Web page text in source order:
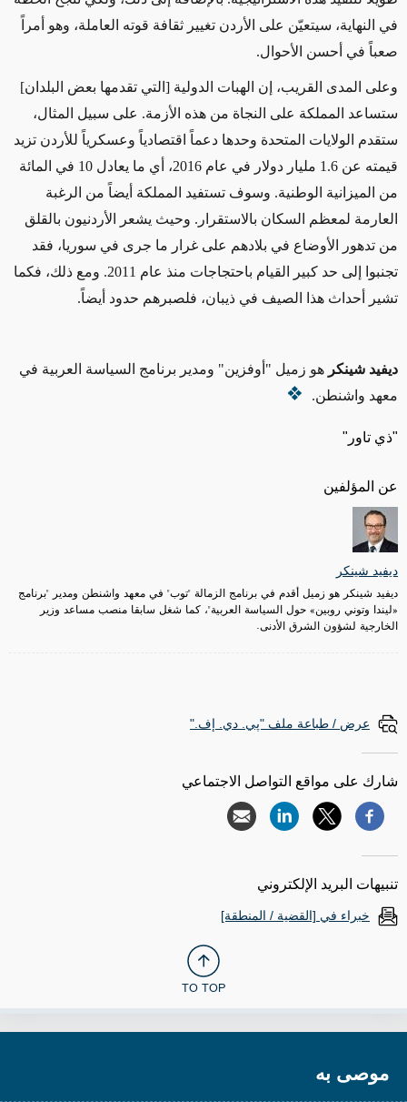
عن المؤلفين
ديفيد شينكر
ديفيد شينكر هو زميل أقدم في برنامج الزمالة "توب" في معهد واشنطن ومدير "برنامج
«ليندا وتوني روبين» حول السياسة العربية"، كما شغل سابقا منصب مساعد وزير
الخارجية لشؤون الشرق الأدنى.
في النهاية، سيتعيّن على الأردن تغيير ثقافة قوته العاملة، وهو أمراً
صعباً في أحسن الأحوال.
وعلى المدى القريب، إن الهبات الدولية [التي تقدمها بعض البلدان]
ستساعد المملكة على النجاة من هذه الأزمة. على سبيل المثال،
ستقدم الولايات المتحدة وحدها دعماً اقتصادياً وعسكرياً للأردن تزيد
قيمته عن 1.6 مليار دولار في عام 2016، أي ما يعادل 10 في المائة
من الميزانية الوطنية. وسوف تستفيد المملكة أيضاً من الرغبة
العارمة لمعظم السكان بالاستقرار. وحيث يشعر الأردنيون بالقلق
من تدهور الأوضاع في بلادهم على غرار ما جرى في سوريا، فقد
تجنبوا إلى حد كبير القيام باحتجاجات منذ عام 2011. ومع ذلك، فكما
تشير أحداث هذا الصيف في ذيبان، فلصبرهم حدود أيضاً.
ديفيد شينكر هو زميل "أوفزين" ومدير برنامج السياسة العربية في
معهد واشنطن.
"ذي تاور"
عرض / طباعة ملف "پي. دي. إف."
شارك على مواقع التواصل الاجتماعي
تنبيهات البريد الإلكتروني
خبراء في [القضية / المنطقة]
TO TOP
موصى به